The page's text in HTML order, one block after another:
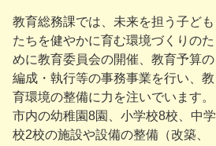
教育総務課では、未来を担う子ども
たちを健やかに育む環境づくりのた
めに教育委員会の開催、教育予算の
編成・執行等の事務事業を行い、教
育環境の整備に力を注いでいます。
市内の幼稚園8園、小学校8校、中学
校2校の施設や設備の整備（改築、